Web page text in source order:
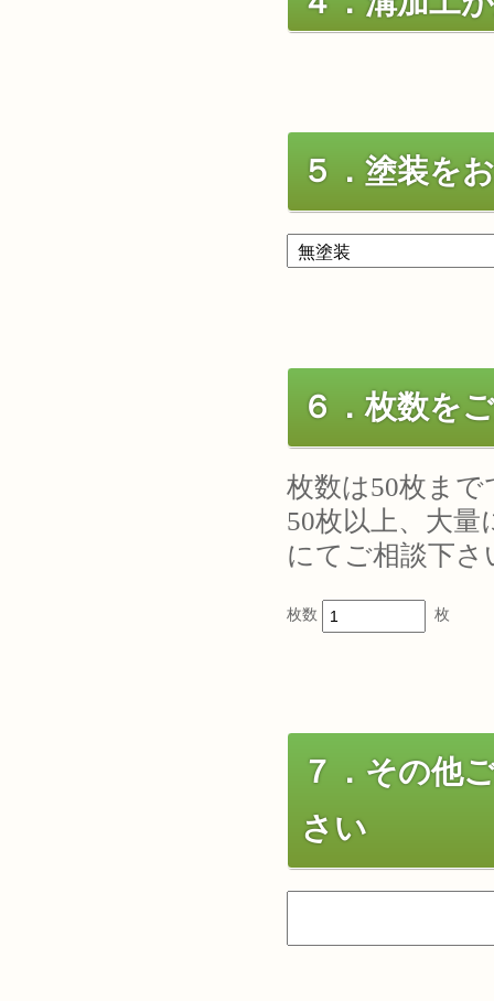
５．塗装を
６．枚数を
枚数は50枚ま
50枚以上、大
にてご相談下さ
枚数 枚
７．その他
さい